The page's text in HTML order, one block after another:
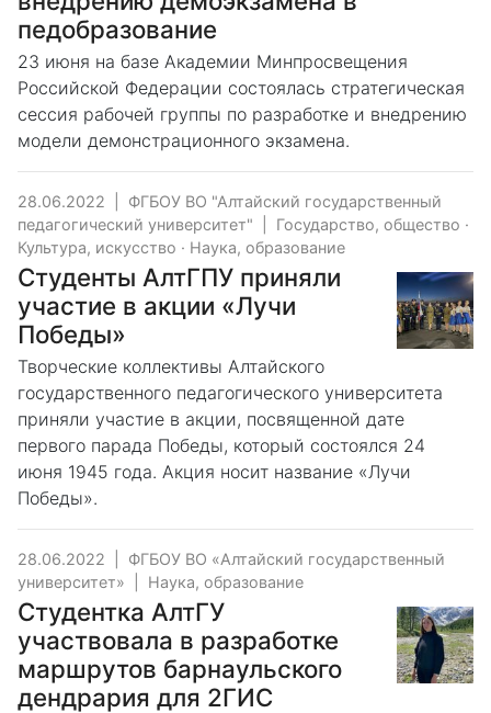
педобразование
23 июня на базе Академии Минпросвещения
Российской Федерации состоялась стратегическая
сессия рабочей группы по разработке и внедрению
модели демонстрационного экзамена.
28.06.2022
ФГБОУ ВО "Алтайский государственный
педагогический университет"
Государство, общество ·
Культура, искусство · Наука, образование
Студенты АлтГПУ приняли
участие в акции «Лучи
Победы»
Творческие коллективы Алтайского
государственного педагогического университета
приняли участие в акции, посвященной дате
первого парада Победы, который состоялся 24
июня 1945 года. Акция носит название «Лучи
Победы».
28.06.2022
ФГБОУ ВО «Алтайский государственный
университет»
Наука, образование
Студентка АлтГУ
участвовала в разработке
маршрутов барнаульского
дендрария для 2ГИС